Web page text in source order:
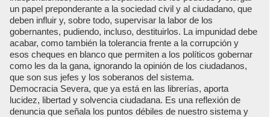
un papel preponderante a la sociedad civil y al ciudadano, que
deben influir y, sobre todo, supervisar la labor de los
gobernantes, pudiendo, incluso, destituirlos. La impunidad debe
acabar, como también la tolerancia frente a la corrupción y
esos cheques en blanco que permiten a los políticos gobernar
como les da la gana, ignorando la opinión de los ciudadanos,
que son sus jefes y los soberanos del sistema.
Democracia Severa, que ya está en las librerías, aporta
lucidez, libertad y solvencia ciudadana. Es una reflexión de
denuncia que señala los puntos débiles de nuestro sistema y